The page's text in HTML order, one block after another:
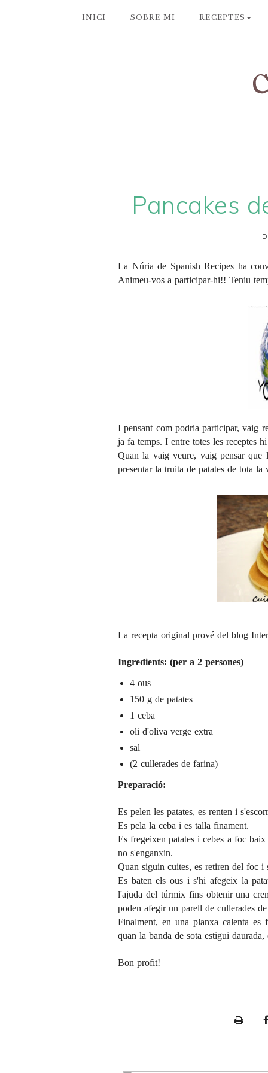
INICI SOBRE MI RECEPTES
Pancakes
La Núria de Spanish Recipes ha
Animeu-vos a participar-hi!! Teniu
I pensant com podria participar, vaig
ja fa temps. I entre totes les receptes
Quan la vaig veure, vaig pensar
presentar la truita de patates de tota
La recepta original prové del blog
Ingredients: (per a 2 persones)
4 ous
150 g de patates
1 ceba
oli d'oliva verge extra
sal
(2 cullerades de farina)
Preparació:
Es pelen les patates, es renten i
Es pela la ceba i es talla finament.
Es fregeixen patates i cebes a foc
no s'enganxin.
Quan siguin cuites, es retiren del foc i
Es baten els ous i s'hi afegeix la
l'ajuda del túrmix fins obtenir una
poden afegir un parell de cullerades
Finalment, en una planxa calenta es
quan la banda de sota estigui
Bon profit!